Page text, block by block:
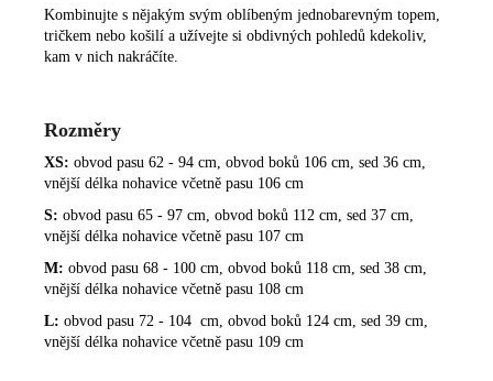
Kombinujte s nějakým svým oblíbeným jednobarevným topem,
tričkem nebo košilí a užívejte si obdivných pohledů kdekoliv,
kam v nich nakráčíte.
Rozměry
XS: obvod pasu 62 - 94 cm, obvod boků 106 cm, sed 36 cm,
vnější délka nohavice včetně pasu 106 cm
S: obvod pasu 65 - 97 cm, obvod boků 112 cm, sed 37 cm,
vnější délka nohavice včetně pasu 107 cm
M: obvod pasu 68 - 100 cm, obvod boků 118 cm, sed 38 cm,
vnější délka nohavice včetně pasu 108 cm
L: obvod pasu 72 - 104 cm, obvod boků 124 cm, sed 39 cm,
vnější délka nohavice včetně pasu 109 cm